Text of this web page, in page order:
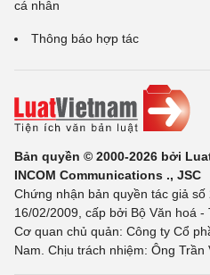
cá nhân
Thông báo hợp tác
Bản quyền © 2000-2026 bởi
INCOM Communications ., JSC
Chứng nhận bản quyền tác giả
16/02/2009, cấp bởi Bộ Văn hoá -
Cơ quan chủ quản: Công ty Cổ
Nam. Chịu trách nhiệm: Ông Trần